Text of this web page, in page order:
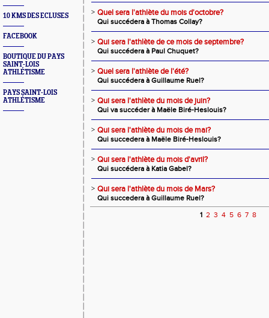
10 KMS DES ECLUSES
FACEBOOK
BOUTIQUE DU PAYS
SAINT-LOIS
ATHLÉTISME
PAYS SAINT-LOIS
ATHLÉTISME
> Quel sera l'athlète du mois d'octobre?
Qui succédera à Thomas Collay?
> Qui sera l'athlète de ce mois de septembre?
Qui succédera à Paul Chuquet?
> Quel sera l'athlète de l'été?
Qui succédera à Guillaume Ruel?
> Qui sera l'athlète du mois de juin?
Qui va succéder à Maële Biré-Heslouis?
> Qui sera l'athlète du mois de mai?
Qui succedera à Maële Biré-Heslouis?
> Qui sera l'athlète du mois d'avril?
Qui succédera à Katia Gabel?
> Qui sera l'athlète du mois de Mars?
Qui succedera à Guillaume Ruel?
1 2 3 4 5 6 7 8